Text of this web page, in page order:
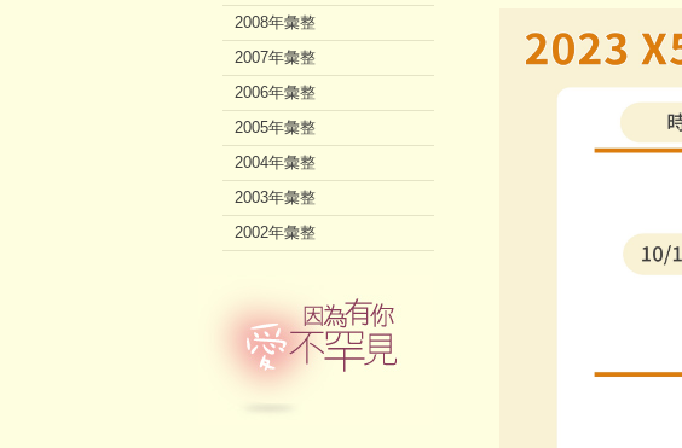
2008年彙整
2007年彙整
2006年彙整
2005年彙整
2004年彙整
2003年彙整
2002年彙整